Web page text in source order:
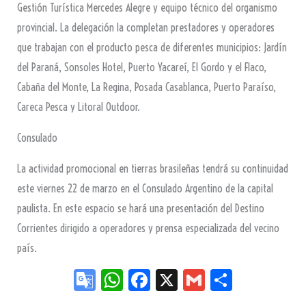
Gestión Turística Mercedes Alegre y equipo técnico del organismo
provincial. La delegación la completan prestadores y operadores
que trabajan con el producto pesca de diferentes municipios: Jardín
del Paraná, Sonsoles Hotel, Puerto Yacareí, El Gordo y el Flaco,
Cabaña del Monte, La Regina, Posada Casablanca, Puerto Paraíso,
Careca Pesca y Litoral Outdoor.
Consulado
La actividad promocional en tierras brasileñas tendrá su continuidad
este viernes 22 de marzo en el Consulado Argentino de la capital
paulista. En este espacio se hará una presentación del Destino
Corrientes dirigido a operadores y prensa especializada del vecino
país.
Go W
Fa
X
G